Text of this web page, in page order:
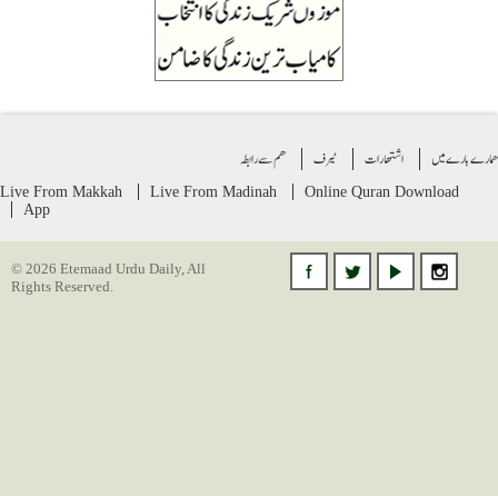
بارے میں اشتهارات ھم سے رابطہ
Live From Makkah Live From Madinah Online Quran Download
App
© 2026 Etemaad Urdu Daily, All
Rights Reserved.